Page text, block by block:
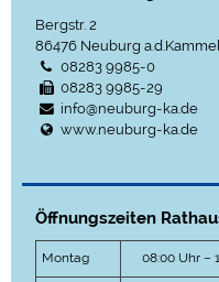
Bergstr. 2
86476 Neuburg a.d.Kammel
08283 9985-0
08283 9985-29
info@neuburg-ka.de
www.neuburg-ka.de
Öffnungszeiten
Montag 08:00 Uhr –